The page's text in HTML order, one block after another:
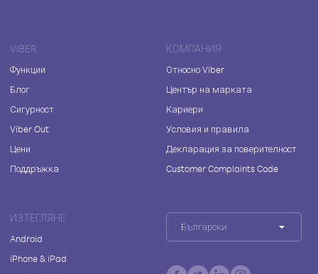
VIBER
Функции
Блог
Сигурност
Viber Out
Цени
Поддръжка
КОМПАНИЯ
Относно Viber
Център на марката
Кариери
Условия и правила
Декларация за поверителност
Customer Complaints Code
ИЗТЕГЛЯНЕ
Android
iPhone & iPad
Български